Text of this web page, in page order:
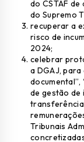
do CSTAF
do Supremo
recuperar a
risco de
2024;
celebrar
a DGAJ,
documental”,
de gestão de
transferência
Tribunais